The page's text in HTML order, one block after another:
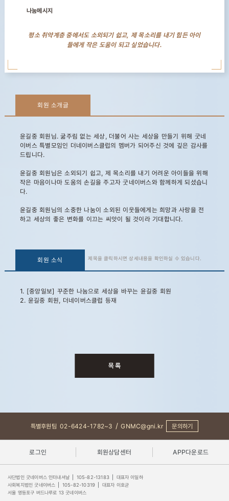
나눔메시지
평소 취약계층 중에서도 소외되기 쉽고, 제 목소리를 내기 힘든 아이
들에게 작은 도움이 되고 싶었습니다.
회원 소개글
윤길중 회원님. 굶주림 없는 세상, 더불어 사는 세상을 만들기 위해 굿네
이버스 특별모임인 더네이버스클럽의 멤버가 되어주신 것에 깊은 감사를
드립니다.
윤길중 회원님은 소외되기 쉽고, 제 목소리를 내기 어려운 아이들을 위해
작은 마음이나마 도움의 손길을 주고자 굿네이버스와 함께하게 되셨습니
다.
윤길중 회원님의 소중한 나눔이 소외된 이웃들에게는 희망과 사랑을 전
하고 세상의 좋은 변화를 이끄는 씨앗이 될 것이라 기대합니다.
회원 소식 제목을 클릭하시면 상세내용을 확인하실 수 있습니다.
1. [중앙일보] 꾸준한 나눔으로 세상을 바꾸는 윤길중 회원
2. 윤길중 회원, 더네이버스클럽 등재
특별후원팀 02-6424-1782~3 / GNMC@gni.kr 문의하기
로그인 회원상담센터 APP다운로드
사단법인 굿네이버스 인터내셔날 105-82-13183
대표자 이일하
사회복지법인 굿네이버스
105-82-10319
대표자 이호균
서울 영등포구 버드나루로 13 굿네이버스